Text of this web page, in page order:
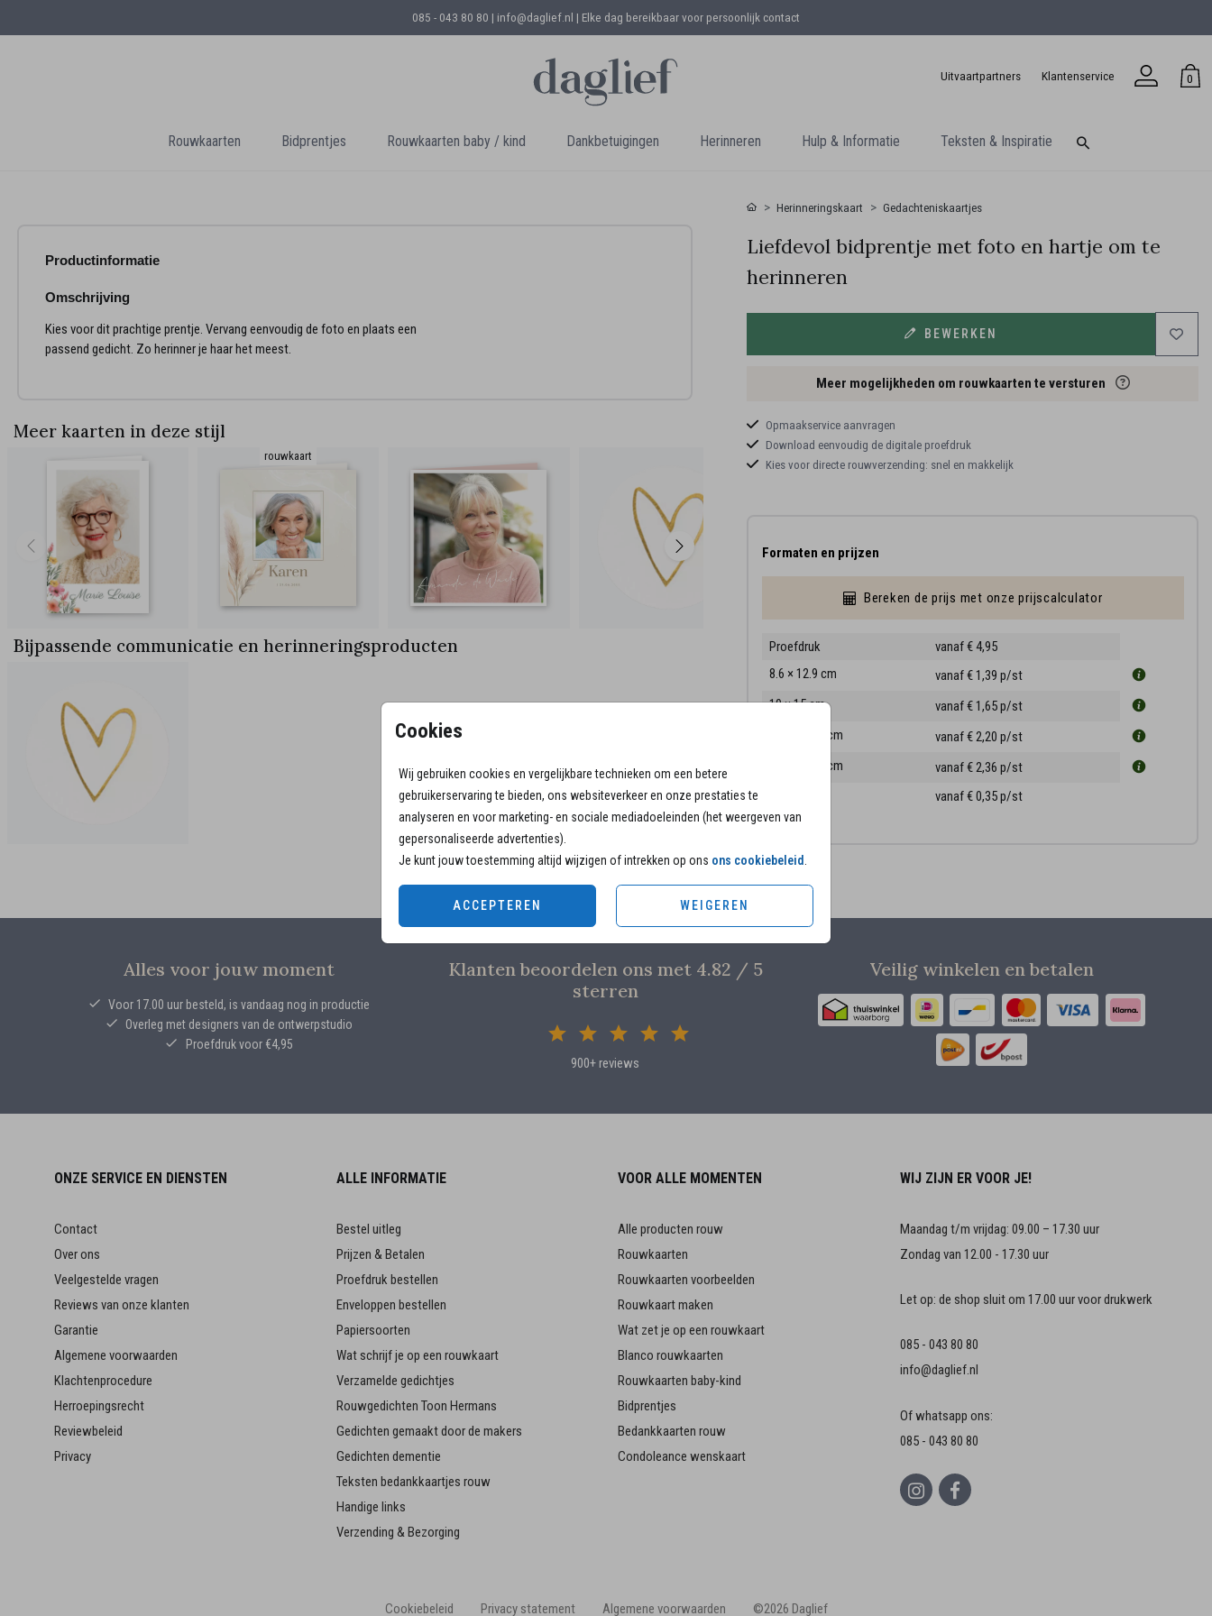
085 - 043 80 80 | info@daglief.nl | Elke dag bereikbaar voor persoonlijk contact
Uitvaartpartners Klantenservice 0
Rouwkaarten Bidprentjes Rouwkaarten baby / kind Dankbetuigingen Herinneren Hulp & Informatie Teksten & Inspiratie
Cookies
Wij gebruiken cookies en vergelijkbare technieken om een betere
gebruikerservaring te bieden, ons websiteverkeer en onze prestaties te
analyseren en voor marketing- en sociale mediadoeleinden (het weergeven van
gepersonaliseerde advertenties).
Je kunt jouw toestemming altijd wijzigen of intrekken op ons ons cookiebeleid
ACCEPTEREN WEIGEREN
Productinformatie
Omschrijving
Kies voor dit prachtige prentje. Vervang eenvoudig de foto en plaats een
passend gedicht. Zo herinner je haar het meest.
Meer kaarten in deze stijl
rouwkaart
Bijpassende communicatie en herinneringsproducten
Herinneringskaart Gedachteniskaartjes
Liefdevol bidprentje met foto en hartje om te
herinneren
BEWERKEN
Meer mogelijkheden om rouwkaarten te versturen
Opmaakservice aanvragen
Download eenvoudig de digitale proefdruk
Kies voor directe rouwverzending: snel en makkelijk
Formaten en prijzen
Bereken de prijs met onze prijscalculator
Proefdruk
vanaf € 4,95
8.6 × 12.9 cm
vanaf € 1,39 p/st
10 × 15 cm
vanaf € 1,65p/st
11.4 × 17.1 cm
vanaf € 2,20 p/st
14.4 × 21.6 cm
vanaf € 2,36 p/st
vanaf € 0,35p/st
Alles voor jouw moment
Voor 17.00 uur besteld, is vandaag nog in productie
Overleg met designers van de ontwerpstudio
Proefdruk voor €4,95
Klanten beoordelen ons met 4.82 / 5
sterren
900+ reviews
Veilig winkelen en betalen
ONZE SERVICE EN DIENSTEN
Contact
Over ons
Veelgestelde vragen
Reviews van onze klanten
Garantie
Algemene voorwaarden
Klachtenprocedure
Herroepingsrecht
Reviewbeleid
Privacy
ALLE INFORMATIE
Bestel uitleg
Prijzen & Betalen
Proefdruk bestellen
Enveloppen bestellen
Papiersoorten
Wat schrijf je op een rouwkaart
Verzamelde gedichtjes
Rouwgedichten Toon Hermans
Gedichten gemaakt door de makers
Gedichten dementie
Teksten bedankkaartjes rouw
Handige links
Verzending & Bezorging
VOOR ALLE MOMENTEN
Alle producten rouw
Rouwkaarten
Rouwkaarten voorbeelden
Rouwkaart maken
Wat zet je op een rouwkaart
Blanco rouwkaarten
Rouwkaarten baby-kind
Bidprentjes
Bedankkaarten rouw
Condoleance wenskaart
WIJ ZIJN ER VOOR JE!
Maandag t/m vrijdag: 09.00 – 17.30 uur
Zondag van 12.00 - 17.30 uur
Let op: de shop sluit om 17.00 uur voor drukwerk
085 - 043 80 80
info@daglief.nl
Of whatsapp ons:
085 - 043 80 80
Cookiebeleid Privacy statement Algemene voorwaarden ©2026 Daglief